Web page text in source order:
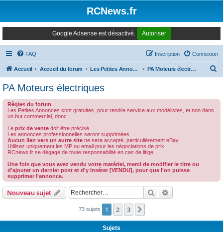
RCNews.fr
Google Adsense est désactivé. Autoriser
FAQ Connexion
Inscription
Accueil Accueil du forum Les Petites Annonces Modernes PA Moteurs électriques
PA Moteurs électriques
Règles du forum
Les Petites Annonces sont gratuites, pour rendre service aux modélistes, et non dans
un but commercial, donc :
Le prix de vente doit être précisé.
Les annonces professionnelles seront supprimées.
Aucun lien vers un autre site ne sera accepté, particulièrement eBay.
Utilisez uniquement les MP ou email pour les négociations de prix.
RCnews.fr se dégage de toute responsabilité en cas de litige.
Une fois que vous avez vendu votre matériel, merci de modifier le titre ou
d'ajouter un dernier post et d'y insérer [VENDU], pour que l'on puisse
supprimer l'annonce.
Nouveau sujet Rechercher
73 sujets 1 2 3
Sujets
Panneau de gestion des cookies